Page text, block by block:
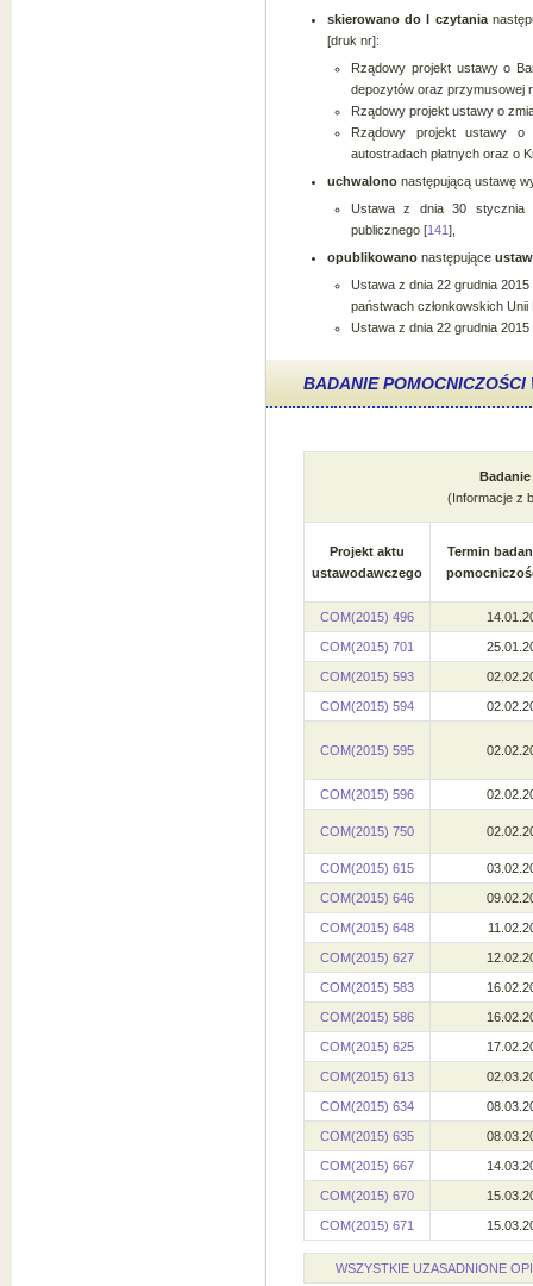
skierowano do I czytania
[druk nr]:
Rządowy projekt ustawy o
depozytów oraz przymusowej
Rządowy projekt ustawy o
Rządowy projekt ustawy
autostradach płatnych oraz o
uchwalono następującą ustawę
Ustawa z dnia 30 stycznia
publicznego [141],
opublikowano następujące
Ustawa z dnia 22 grudnia
państwach członkowskich Unii
Ustawa z dnia 22 grudnia
BADANIE
(Informacje z
Projekt aktu
ustawodawczego
Termin
COM(2015) 496
COM(2015) 701
COM(2015) 593
COM(2015) 594
COM(2015) 595
COM(2015) 596
COM(2015) 750
COM(2015) 615
COM(2015) 646
COM(2015) 648
COM(2015) 627
COM(2015) 583
COM(2015) 586
COM(2015) 625
COM(2015) 613
COM(2015) 634
COM(2015) 635
COM(2015) 667
COM(2015) 670
COM(2015) 671
WSZYSTKIE UZASADNIONE